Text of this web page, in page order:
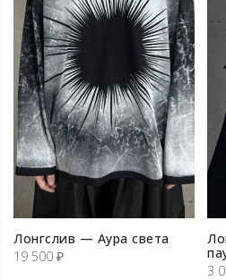
Лонгслив — Аура света
19 500 ₽
3